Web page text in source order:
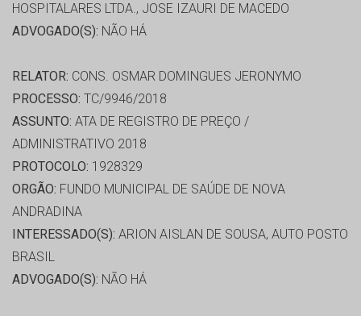
HOSPITALARES LTDA., JOSE IZAURI DE MACEDO
ADVOGADO(S): NÃO HÁ
RELATOR: CONS. OSMAR DOMINGUES JERONYMO
PROCESSO: TC/9946/2018
ASSUNTO: ATA DE REGISTRO DE PREÇO /
ADMINISTRATIVO 2018
PROTOCOLO: 1928329
ORGÃO: FUNDO MUNICIPAL DE SAÚDE DE NOVA
ANDRADINA
INTERESSADO(S): ARION AISLAN DE SOUSA, AUTO POSTO
BRASIL
ADVOGADO(S): NÃO HÁ